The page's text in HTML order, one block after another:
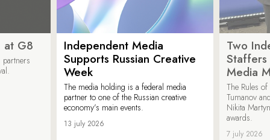
at G8
Independent Media
Supports Russian Creative
Week
The media holding is a federal media
partner to one of the Russian creative
economy’s main events.
13 july 2026
Two
Media
The Rules
Tumanov
Nikita
awards.
7 july 2026